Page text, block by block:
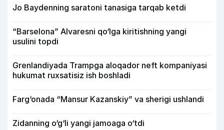
Jo Baydenning saratoni tanasiga tarqab ketdi
“Barselona” Alvaresni qo‘lga kiritishning yangi
usulini topdi
Grenlandiyada Trampga aloqador neft kompaniyasi
hukumat ruxsatisiz ish boshladi
Farg‘onada “Mansur Kazanskiy” va sherigi ushlandi
Zidanning o‘g‘li yangi jamoaga o‘tdi